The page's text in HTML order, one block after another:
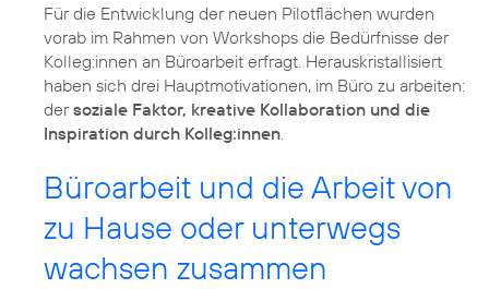
Für die Entwicklung der neuen Pilotflächen wurden
vorab im Rahmen von Workshops die Bedürfnisse der
Kolleg:innen an Büroarbeit erfragt. Herauskristallisiert
haben sich drei Hauptmotivationen, im Büro zu arbeiten:
dersoziale Faktor, kreative Kollaboration und die
Inspiration durch Kolleg:innen
Büroarbeit und die Arbeit von
zu Hause oder unterwegs
wachsen zusammen